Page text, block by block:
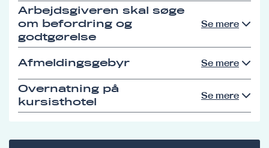
Arbejdsgiveren skal søge
om befordring og
godtgørelse
Se mere
Afmeldingsgebyr Se mere
Overnatning på
kursisthotel
Se mere